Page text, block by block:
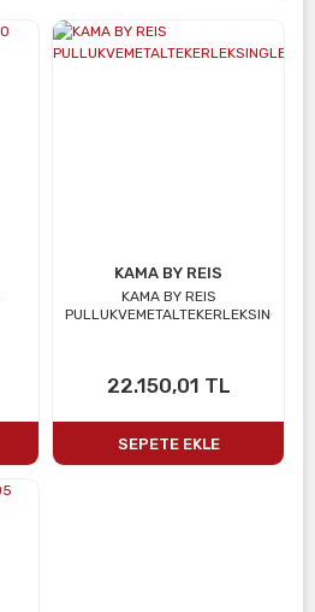
KAMA BY REIS
KAMA BY REIS
PULLUKVEMETALTEKERLEKSINGLE
22.150,01 TL
SEPETE EKLE